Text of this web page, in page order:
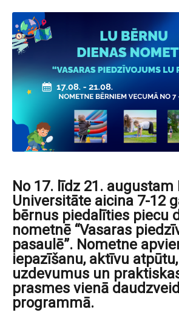
No 17. līdz 21. augustam
Universitāte aicina 7-12
bērnus piedalīties piecu
nometnē “Vasaras
pasaulē”. Nometne
iepazīšanu, aktīvu
uzdevumus un
prasmes vienā
programmā.